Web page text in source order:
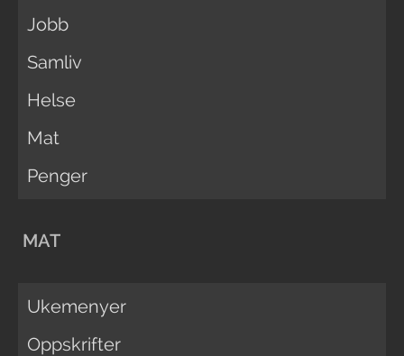
Jobb
Samliv
Helse
Mat
Penger
MAT
Ukemenyer
Oppskrifter